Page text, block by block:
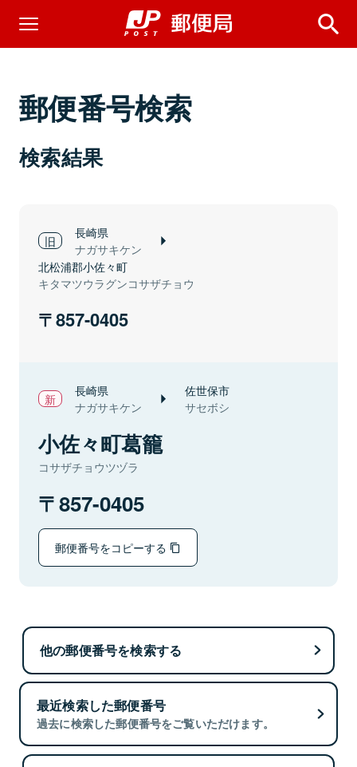
郵便番号検索
検索結果
長崎県
ナガサキケン
北松浦郡小佐々町
キタマツウラグンコサザチョウ
857-0405
長崎県
ナガサキケン
佐世保市
サセボシ
小佐々町葛籠
コサザチョウツヅラ
857-0405
郵便番号をコピーする
他の郵便番号を検索する
最近検索した郵便番号
過去に検索した郵便番号をご覧いただけます。